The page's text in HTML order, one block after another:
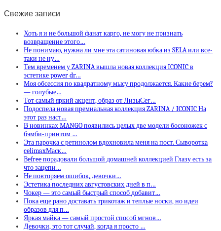
Свежие записи
Хоть я и не большой фанат карго, не могу не признать
возвращение этого…
Не понимаю, нужна ли мне эта сатиновая юбка из SELA или все-
таки не ну…
Тем временем у ZARINA вышла новая коллекция ICONIC в
эстетике power dr…
Моя обсессия по квадратному мысу продолжается. Какие берем?
— голубые…
Тот самый яркий акцент, образ от ЛизыСег…
Подоспела новая премиальная коллекция ZARINA / ICONIC На
этот раз наст…
В новинках MANGO появились целых две модели босоножек с
бэмби-принтом …
Эта парочка с ретинолом вдохновила меня на пост. Сыворотка
celimaxМаск…
Befree порадовали большой домашней коллекцией Глазу есть за
что зацепи…
Не повторяем ошибок, девочки…
Эстетика последних августовских дней в п…
Чокер — это самый быстрый способ добавит…
Пока еще рано доставать трикотаж и теплые носки, но идеи
образов для п…
Яркая майка — самый простой способ мгнов…
Девочки, это тот случай, когда я просто …